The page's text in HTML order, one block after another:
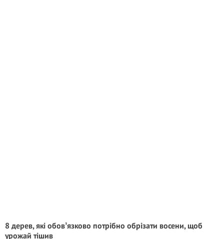
8 дерев, які обовʼязково потрібно обрізати восени, щоб
урожай тішив